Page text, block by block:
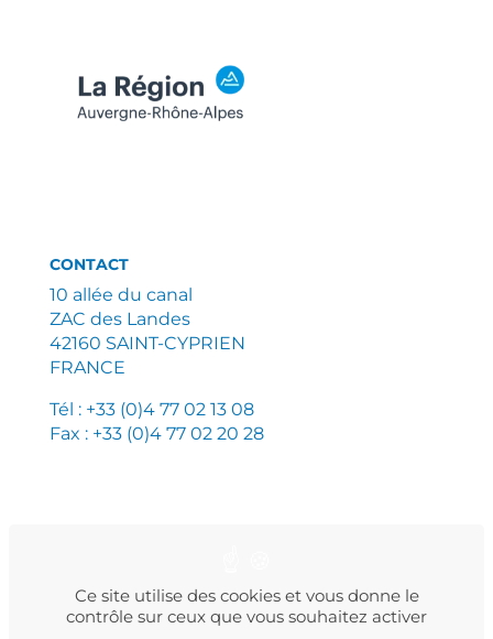
CONTACT
10 allée du canal
ZAC des Landes
42160 SAINT-CYPRIEN
FRANCE
Tél : +33 (0)4 77 02 13 08
Fax : +33 (0)4 77 02 20 28
POLITIQUE DE CONFIDENTIALITÉ
Ce site utilise des cookies et vous donne le
contrôle sur ceux que vous souhaitez activer